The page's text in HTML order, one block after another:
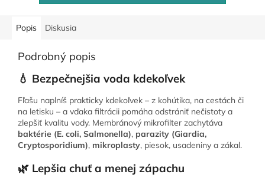
Popis Diskusia
Podrobný popis
💧 Bezpečnejšia voda kdekoľvek
Fľašu naplníš prakticky kdekoľvek – z kohútika, na cestách či
na letisku – a vďaka filtrácii pomáha odstrániť nečistoty a
zlepšiť kvalitu vody. Membránový mikrofilter zachytáva
baktérie (E. coli, Salmonella), parazity (Giardia,
Cryptosporidium), mikroplasty, piesok, usadeniny a zákal.
🌿 Lepšia chuť a menej zápachu